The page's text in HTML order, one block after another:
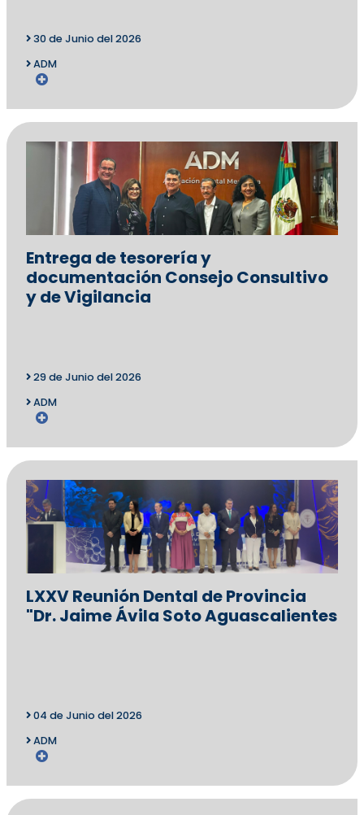
30 de Junio del 2026
ADM
Entrega de tesorería y
documentación Consejo Consultivo
y de Vigilancia
29 de Junio del 2026
ADM
LXXV Reunión Dental de Provincia
"Dr. Jaime Ávila Soto Aguascalientes
04 de Junio del 2026
ADM